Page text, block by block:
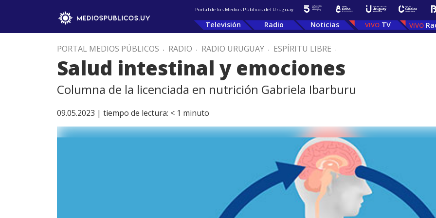
Portal de los Medios Públicos del Uruguay
Televisión Radio Noticias TV
PORTAL MEDIOS PÚBLICOS . RADIO . RADIO URUGUAY . ESPÍRITU LIBRE .
Salud intestinal y emociones
Columna de la licenciada en nutrición Gabriela Ibarburu
09.05.2023 | tiempo de lectura: < 1 minuto